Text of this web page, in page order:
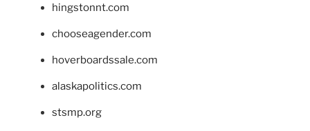
hingstonnt.com
chooseagender.com
hoverboardssale.com
alaskapolitics.com
stsmp.org